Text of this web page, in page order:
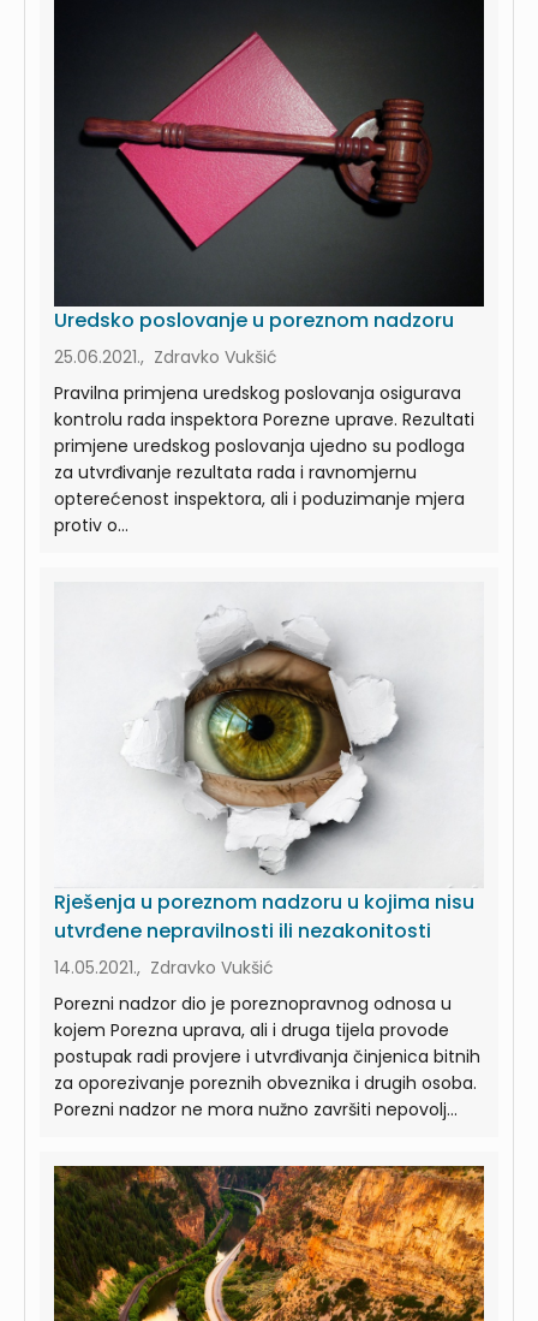
Uredsko poslovanje u poreznom nadzoru
25.06.2021., Zdravko Vukšić
Pravilna primjena uredskog poslovanja osigurava
kontrolu rada inspektora Porezne uprave. Rezultati
primjene uredskog poslovanja ujedno su podloga
za utvrđivanje rezultata rada i ravnomjernu
opterećenost inspektora, ali i poduzimanje mjera
protiv o...
Rješenja u poreznom nadzoru u kojima nisu
utvrđene nepravilnosti ili nezakonitosti
14.05.2021., Zdravko Vukšić
Porezni nadzor dio je poreznopravnog odnosa u
kojem Porezna uprava, ali i druga tijela provode
postupak radi provjere i utvrđivanja činjenica bitnih
za oporezivanje poreznih obveznika i drugih osoba.
Porezni nadzor ne mora nužno završiti nepovolj...